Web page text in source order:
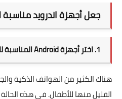
جعل أجهزة اندرويد مناسبة
1. اختر أجهزة Android المناسبة للأطفال:
هناك الكثير من الهواتف الذكية
القليل منها للأطفال. في هذه